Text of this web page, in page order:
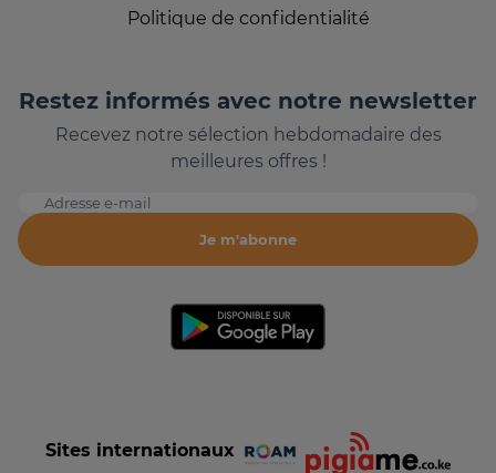
Politique de confidentialité
Restez informés avec notre newsletter
Recevez notre sélection hebdomadaire des
meilleures offres !
Adresse e-mail
Je m'abonne
Sites internationaux